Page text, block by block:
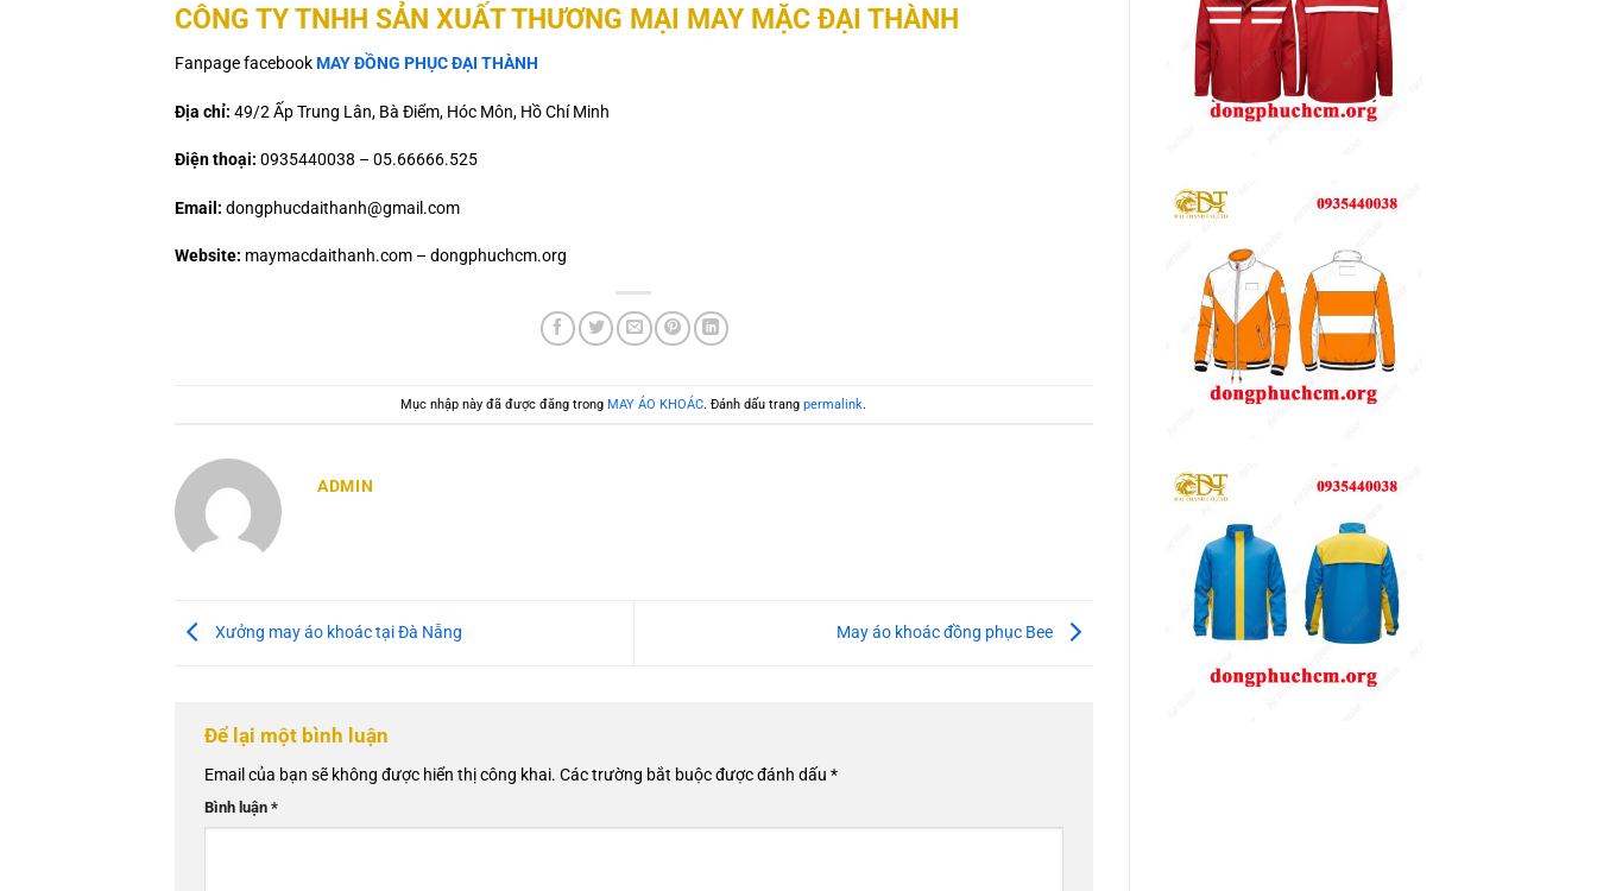
CÔNG TY TNHH SẢN XUẤT THƯƠNG MẠI MAY MẶC ĐẠI THÀNH
Fanpage facebookMAY ĐỒNG PHỤC ĐẠI THÀNH
Địa chỉ: 49/2 Ấp Trung Lân, Bà Điểm, Hóc Môn, Hồ Chí Minh
Điện thoại: 0935440038 – 05.66666.525
Email: dongphucdaithanh@gmail.com
Website: maymacdaithanh.com – dongphuchcm.org
Mục nhập này đã được đăng trong MAY ÁO KHOÁC. Đánh dấu trangpermalink.
ADMIN
Xưởng may áo khoác tại Đà Nẵng May áo khoác đồng phục Bee
Để lại một bình luận
Email của bạn sẽ không được hiển thị công khai. Các trường bắt buộc được đánh dấu *
Bình luận *